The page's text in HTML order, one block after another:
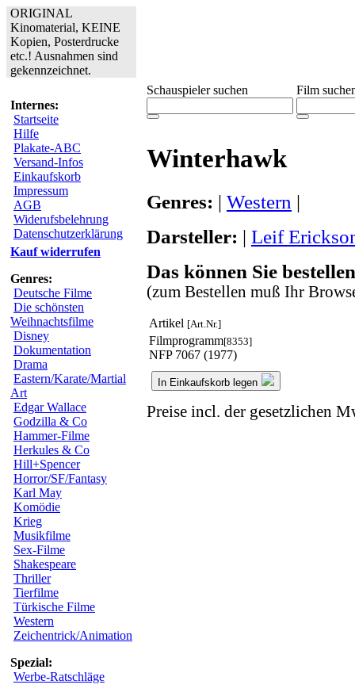
ORIGINAL
Kinomaterial, KEINE
Kopien, Posterdrucke
etc.! Ausnahmen sind
gekennzeichnet.
Internes:
Startseite
Hilfe
Plakate-ABC
Versand-Infos
Einkaufskorb
Impressum
AGB
Widerufsbelehrung
Datenschutzerklärung
Kauf widerrufen
Genres:
Deutsche Filme
Die schönsten
Weihnachtsfilme
Disney
Dokumentation
Drama
Eastern/Karate/Martial
Art
Edgar Wallace
Godzilla & Co
Hammer-Filme
Herkules & Co
Hill+Spencer
Horror/SF/Fantasy
Karl May
Komödie
Krieg
Musikfilme
Sex-Filme
Shakespeare
Thriller
Tierfilme
Türkische Filme
Western
Zeichentrick/Animation
Spezial:
Werbe-Ratschläge
Schauspieler suchen Film
Winterhawk
Genres: | Western |
Darsteller: | Leif
Das können Sie
(zum Bestellen muß Ihr
Artikel [Art.Nr.]
Filmprogramm[8353]
NFP 7067 (1977)
In Einkaufskorb legen
Preise incl. der gesetzlichen